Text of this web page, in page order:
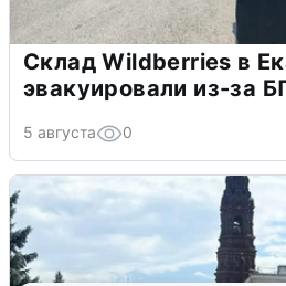
Склад Wildberries в
эвакуировали из-за
5 августа 0